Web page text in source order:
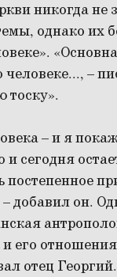
никогда
однако их
–
тоску».
– и я
сегодня
постепенное
добавил он.
его
отец Георгий.